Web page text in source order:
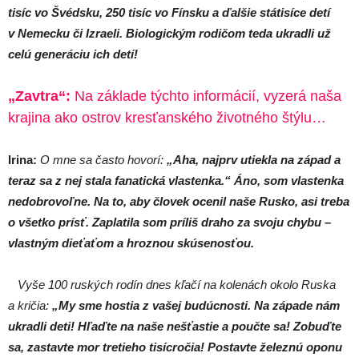
tisíc vo Švédsku, 250 tisíc vo Fínsku a ďalšie státisíce detí
v Nemecku či Izraeli. Biologickým rodičom teda ukradli už
celú generáciu ich detí!
„Zavtra“: Na základe týchto informácií, vyzerá naša
krajina ako ostrov kresťanského životného štýlu…
Irina: O mne sa často hovorí: „Aha, najprv utiekla na západ a
teraz sa z nej stala fanatická vlastenka.“ Áno, som vlastenka
nedobrovoľne. Na to, aby človek ocenil naše Rusko, asi treba
o všetko prísť. Zaplatila som príliš draho za svoju chybu –
vlastným dieťaťom a hroznou skúsenosťou.
Vyše 100 ruských rodín dnes kľačí na kolenách okolo Ruska
a kričia: „My sme hostia z vašej budúcnosti. Na západe nám
ukradli deti! Hľaďte na naše nešťastie a poučte sa! Zobuďte
sa, zastavte mor tretieho tisícročia! Postavte železnú oponu